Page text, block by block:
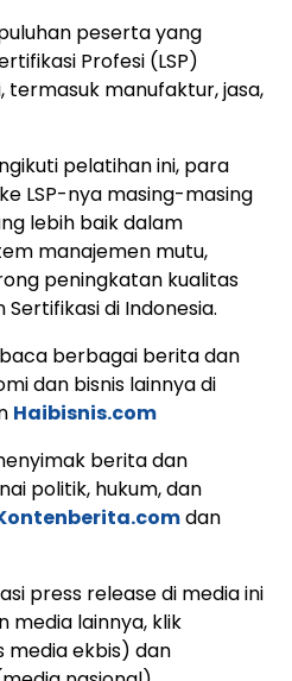
peserta yang
Profesi (LSP)
manufaktur, jasa,
pelatihan ini, para
LSP-nya masing-masing
lebih baik dalam
manajemen mutu,
peningkatan kualitas
di Indonesia.
berbagai berita dan
dan bisnis lainnya di
Haibisnis.com
berita dan
politik, hukum, dan
dan
press release di media ini
media lainnya, klik
media ekbis) dan